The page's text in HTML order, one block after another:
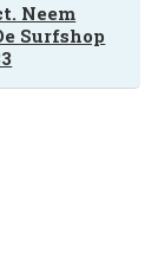
Neem
Surfshop